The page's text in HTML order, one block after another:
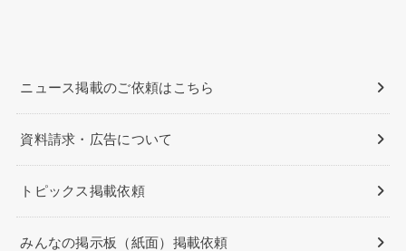
ニュース掲載のご依頼はこちら
資料請求・広告について
トピックス掲載依頼
みんなの掲示板（紙面）掲載依頼